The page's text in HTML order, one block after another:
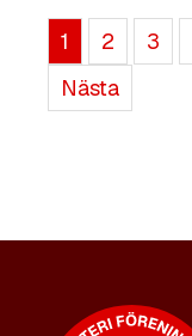
1 2 3
Nästa